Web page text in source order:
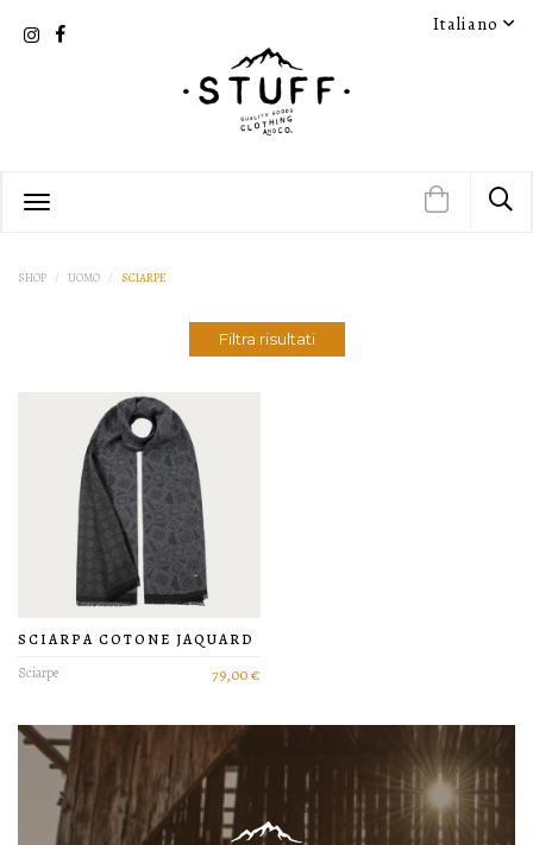
Italiano
SHOP UOMO SCIARPE
Filtra risultati
SCHEDA PRODOTTO
SCIARPA COTONE JAQUARD
Sciarpe
79,00 €